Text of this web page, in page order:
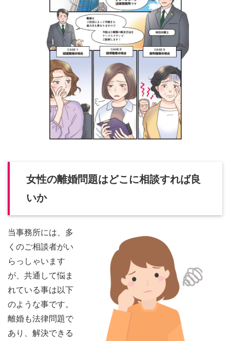
女性の離婚問題はどこに相談すれば良
いか
当事務所には、多
くのご相談者がい
らっしゃいます
が、共通して悩ま
れている事は以下
のような事です。
離婚も法律問題で
あり、解決できる